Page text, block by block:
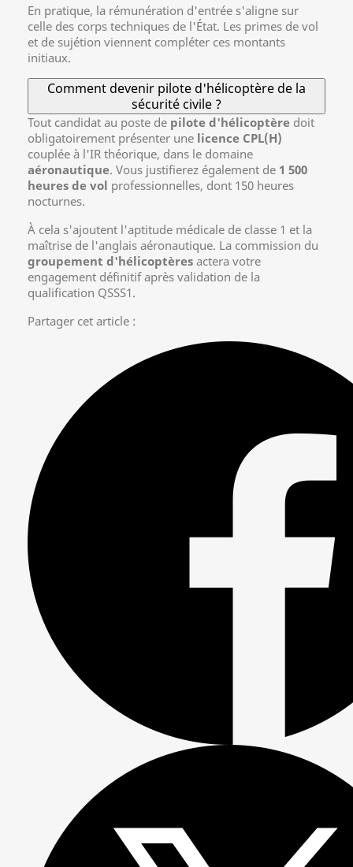
En pratique, la rémunération d'entrée s'aligne sur
celle des corps techniques de l'État. Les primes de vol
et de sujétion viennent compléter ces montants
initiaux.
Comment devenir pilote d'hélicoptère de la
sécurité civile ?
Tout candidat au poste de pilote d'hélicoptère doit
obligatoirement présenter une licence CPL(H)
couplée à l'IR théorique, dans le domaine
aéronautique. Vous justifierez également de 1 500
heures de vol professionnelles, dont 150 heures
nocturnes.
À cela s'ajoutent l'aptitude médicale de classe 1 et la
maîtrise de l'anglais aéronautique. La commission du
groupement d'hélicoptères actera votre
engagement définitif après validation de la
qualification QSSS1.
Partager cet article :